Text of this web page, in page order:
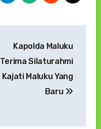
Kapolda Maluku
Terima Silaturahmi
Kajati Maluku Yang
Baru